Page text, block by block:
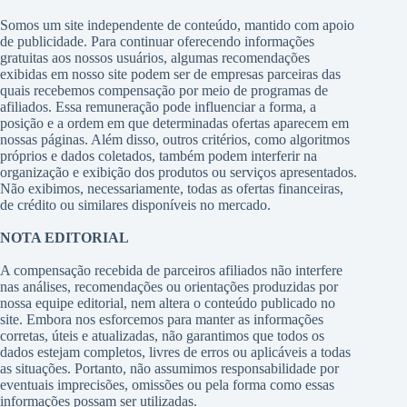
Somos um site independente de conteúdo, mantido com apoio
de publicidade. Para continuar oferecendo informações
gratuitas aos nossos usuários, algumas recomendações
exibidas em nosso site podem ser de empresas parceiras das
quais recebemos compensação por meio de programas de
afiliados. Essa remuneração pode influenciar a forma, a
posição e a ordem em que determinadas ofertas aparecem em
nossas páginas. Além disso, outros critérios, como algoritmos
próprios e dados coletados, também podem interferir na
organização e exibição dos produtos ou serviços apresentados.
Não exibimos, necessariamente, todas as ofertas financeiras,
de crédito ou similares disponíveis no mercado.
NOTA EDITORIAL
A compensação recebida de parceiros afiliados não interfere
nas análises, recomendações ou orientações produzidas por
nossa equipe editorial, nem altera o conteúdo publicado no
site. Embora nos esforcemos para manter as informações
corretas, úteis e atualizadas, não garantimos que todos os
dados estejam completos, livres de erros ou aplicáveis a todas
as situações. Portanto, não assumimos responsabilidade por
eventuais imprecisões, omissões ou pela forma como essas
informações possam ser utilizadas.